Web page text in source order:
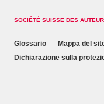
SOCIÉTÉ SUISSE DES
Glossario Mappa del
Dichiarazione sulla